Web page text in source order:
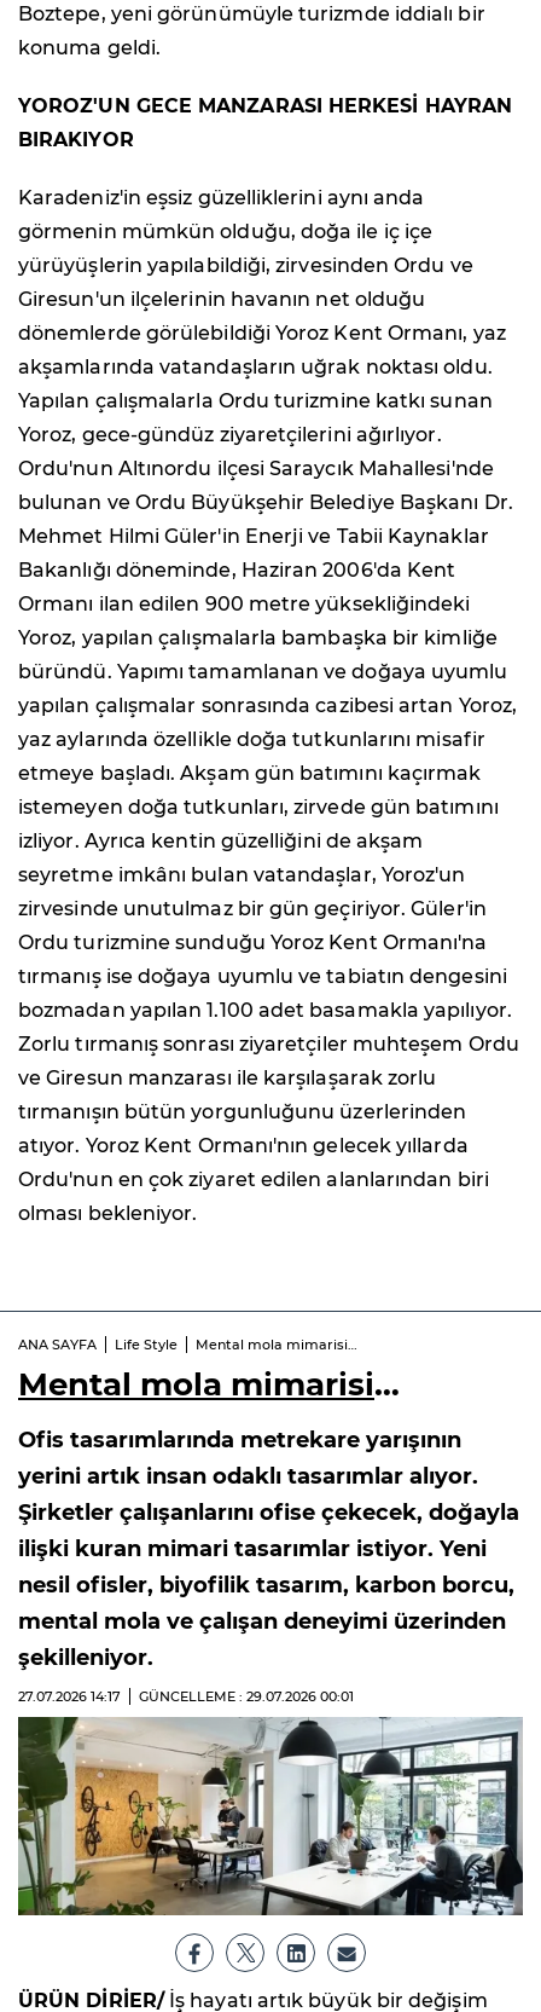
Boztepe, yeni görünümüyle turizmde iddialı bir
konuma geldi.
YOROZ'UN GECE MANZARASI HERKESİ HAYRAN
BIRAKIYOR
Karadeniz'in eşsiz güzelliklerini aynı anda
görmenin mümkün olduğu, doğa ile iç içe
yürüyüşlerin yapılabildiği, zirvesinden Ordu ve
Giresun'un ilçelerinin havanın net olduğu
dönemlerde görülebildiği Yoroz Kent Ormanı, yaz
akşamlarında vatandaşların uğrak noktası oldu.
Yapılan çalışmalarla Ordu turizmine katkı sunan
Yoroz, gece-gündüz ziyaretçilerini ağırlıyor.
Ordu'nun Altınordu ilçesi Saraycık Mahallesi'nde
bulunan ve Ordu Büyükşehir Belediye Başkanı Dr.
Mehmet Hilmi Güler'in Enerji ve Tabii Kaynaklar
Bakanlığı döneminde, Haziran 2006'da Kent
Ormanı ilan edilen 900 metre yüksekliğindeki
Yoroz, yapılan çalışmalarla bambaşka bir kimliğe
büründü. Yapımı tamamlanan ve doğaya uyumlu
yapılan çalışmalar sonrasında cazibesi artan Yoroz,
yaz aylarında özellikle doğa tutkunlarını misafir
etmeye başladı. Akşam gün batımını kaçırmak
istemeyen doğa tutkunları, zirvede gün batımını
izliyor. Ayrıca kentin güzelliğini de akşam
seyretme imkânı bulan vatandaşlar, Yoroz'un
zirvesinde unutulmaz bir gün geçiriyor. Güler'in
Ordu turizmine sunduğu Yoroz Kent Ormanı'na
tırmanış ise doğaya uyumlu ve tabiatın dengesini
bozmadan yapılan 1.100 adet basamakla yapılıyor.
Zorlu tırmanış sonrası ziyaretçiler muhteşem Ordu
ve Giresun manzarası ile karşılaşarak zorlu
tırmanışın bütün yorgunluğunu üzerlerinden
atıyor. Yoroz Kent Ormanı'nın gelecek yıllarda
Ordu'nun en çok ziyaret edilen alanlarından biri
olması bekleniyor.
ANA SAYFA Life Style Mental mola mimarisi…
Mental mola mimarisi…
Ofis tasarımlarında metrekare yarışının
yerini artık insan odaklı tasarımlar alıyor.
Şirketler çalışanlarını ofise çekecek, doğayla
ilişki kuran mimari tasarımlar istiyor. Yeni
nesil ofisler, biyofilik tasarım, karbon borcu,
mental mola ve çalışan deneyimi üzerinden
şekilleniyor.
27.07.2026 14:17 GÜNCELLEME : 29.07.2026 00:01
ÜRÜN DİRİER/İş hayatı artık büyük bir değişim